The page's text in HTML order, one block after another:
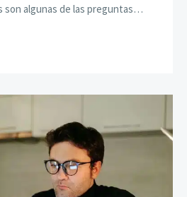
son algunas de las preguntas…